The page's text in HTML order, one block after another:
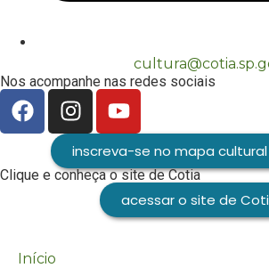
Nos acompanhe nas redes sociais
inscreva-se no mapa
Clique e conheça o site de Cotia
acessar o site de
Início